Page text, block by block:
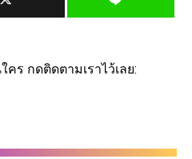
ร กดติดตามเราไว้เลย: